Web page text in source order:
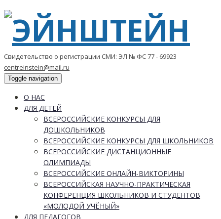
Свидетельство о регистрации СМИ: ЭЛ № ФС 77 - 69923
centreinstein@mail.ru
Toggle navigation
О НАС
ДЛЯ ДЕТЕЙ
ВСЕРОССИЙСКИЕ КОНКУРСЫ ДЛЯ
ДОШКОЛЬНИКОВ
ВСЕРОССИЙСКИЕ КОНКУРСЫ ДЛЯ ШКОЛЬНИКОВ
ВСЕРОССИЙСКИЕ ДИСТАНЦИОННЫЕ
ОЛИМПИАДЫ
ВСЕРОССИЙСКИЕ ОНЛАЙН-ВИКТОРИНЫ
ВСЕРОССИЙСКАЯ НАУЧНО-ПРАКТИЧЕСКАЯ
КОНФЕРЕНЦИЯ ШКОЛЬНИКОВ И СТУДЕНТОВ
«МОЛОДОЙ УЧЁНЫЙ»
ДЛЯ ПЕДАГОГОВ